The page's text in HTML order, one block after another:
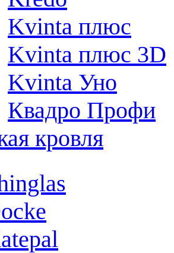
Kvinta плюс
Kvinta плюс 3D
Kvinta Уно
Квадро Профи
кровля